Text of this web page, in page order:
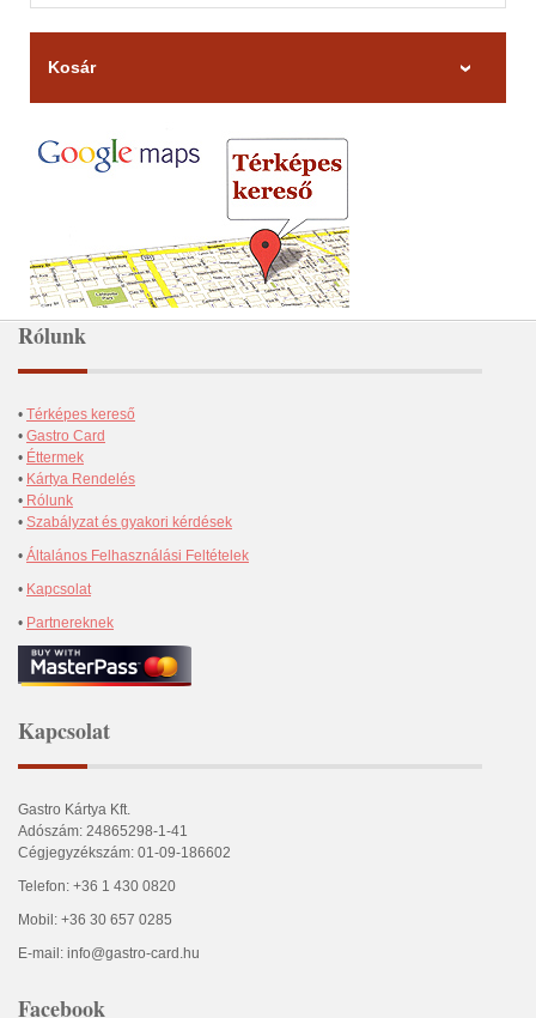
Kosár
Rólunk
• Térképes kereső
• Gastro Card
• Éttermek
• Kártya Rendelés
• Rólunk
• Szabályzat és gyakori kérdések
• Általános Felhasználási Feltételek
• Kapcsolat
• Partnereknek
Kapcsolat
Gastro Kártya Kft.
Adószám: 24865298-1-41
Cégjegyzékszám: 01-09-186602
Telefon: +36 1 430 0820
Mobil: +36 30 657 0285
E-mail: info@gastro-card.hu
Facebook